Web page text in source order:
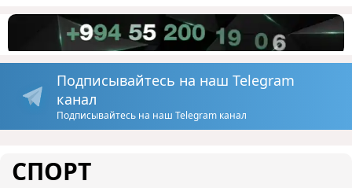
Подписывайтесь на наш Telegram
канал
Подписывайтесь на наш Telegram канал
СПОРТ